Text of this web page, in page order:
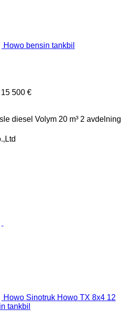
Howo bensin tankbil
500 €
diesel Volym 20 m³ 2 avdelning
Howo Sinotruk Howo TX 8x4 12
tankbil